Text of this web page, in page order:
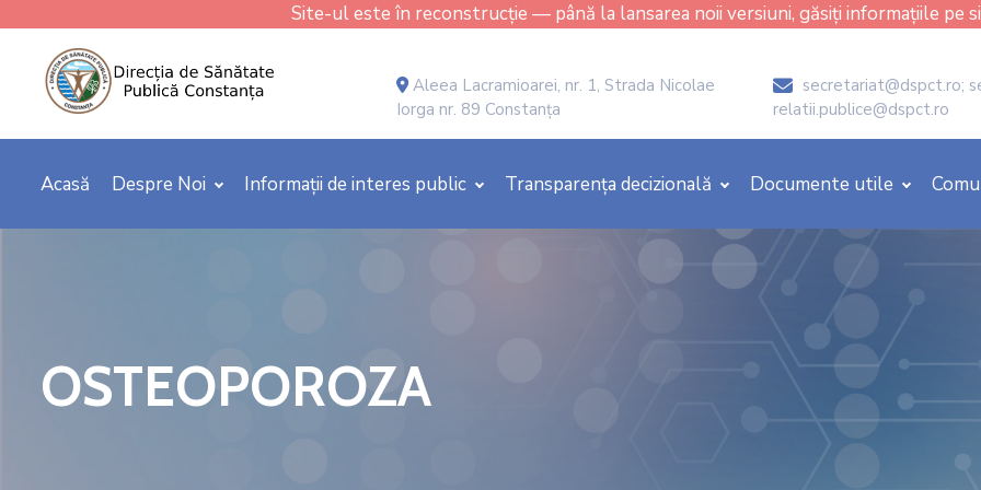
Site-ul este în reconstrucție — până la lansarea noii versiuni, găsiți informațiile pe
Aleea Lacramioarei, nr. 1, Strada Nicolae
Iorga nr. 89 Constanța
icon
secretariat@dspct.ro;
relatii.publice@dspct.ro
Acasă Despre Noi Informații de interes public Transparența decizională Documente utile
OSTEOPOROZA